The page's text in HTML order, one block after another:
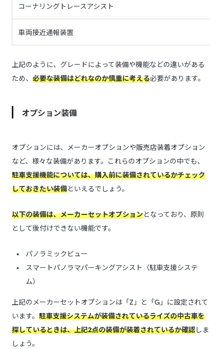
コーナリングトレースアシスト
車両接近通報装置
上記のように、グレードによって装備や機能などの違いがある
ため、 必要な装備はどれなのか慎重に考える必要があります。
オプション装備
オプションには、メーカーオプションや販売店装着オプション
など、様々な装備があります。これらのオプションの中でも、
駐車支援機能については、購入前に装備されているかチェック
しておきたい装備といえるでしょう。
以下の装備は、メーカーセットオプションとなっており、原則
として後付けできない機能です。
パノラミックビュー
スマートパノラマパーキングアシスト（駐車支援システ
ム）
上記のメーカーセットオプションは「Z」と「G」に設定されて
います。 駐車支援システムが装備されているライズの中古車を
探しているときは、上記2点の装備が装着されているか確認しま
しょう。